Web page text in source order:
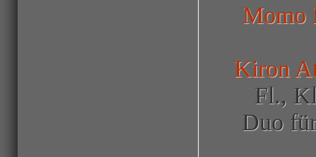
Momo
Kiron
Fl.,
Duo